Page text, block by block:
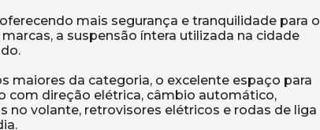
mais segurança e tranquilidade para o
a suspensão íntera utilizada na cidade
maiores da categoria, o excelente espaço para
com direção elétrica, câmbio automático,
volante, retrovisores elétricos e rodas de liga